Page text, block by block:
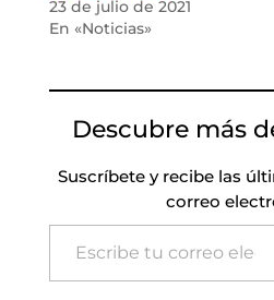
23 de julio de 2021
En «Noticias»
Descubre más
Suscríbete y recibe las
correo
Escribe tu correo electrónico…